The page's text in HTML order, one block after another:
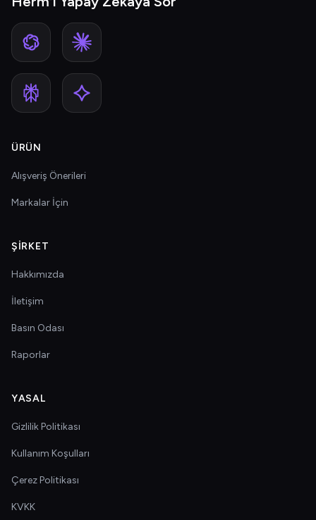
ÜRÜN
Alışveriş Önerileri
Markalar İçin
ŞIRKET
Hakkımızda
İletişim
Basın Odası
Raporlar
YASAL
Gizlilik Politikası
Kullanım Koşulları
Çerez Politikası
KVKK